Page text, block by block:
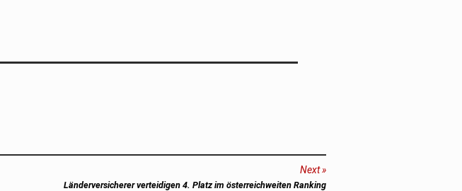
Next
Next
Länderversicherer verteidigen 4. Platz im österreichweiten Ranking